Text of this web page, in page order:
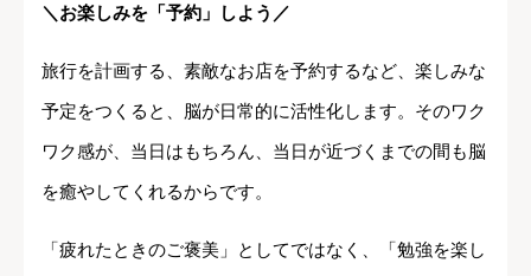
＼お楽しみを「予約」しよう／
旅行を計画する、素敵なお店を予約するなど、楽しみな
予定をつくると、脳が日常的に活性化します。そのワク
ワク感が、当日はもちろん、当日が近づくまでの間も脳
を癒やしてくれるからです。
「疲れたときのご褒美」としてではなく、「勉強を楽し